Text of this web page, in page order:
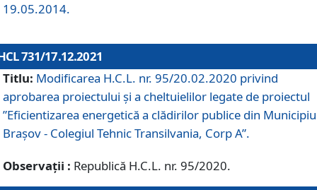
19.05.2014.
731/17.12.2021
Titlu: Modificarea H.C.L. nr. 95/20.02.2020 privind
aprobarea proiectului și a cheltuielilor legate de proiectul
”Eficientizarea energetică a clădirilor publice din
Brașov - Colegiul Tehnic Transilvania, Corp A”.
Observații : Republică H.C.L. nr. 95/2020.